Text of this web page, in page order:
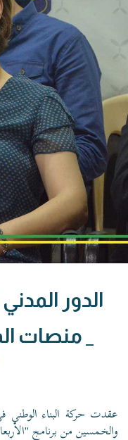
الدور
والخمسين من برنامج